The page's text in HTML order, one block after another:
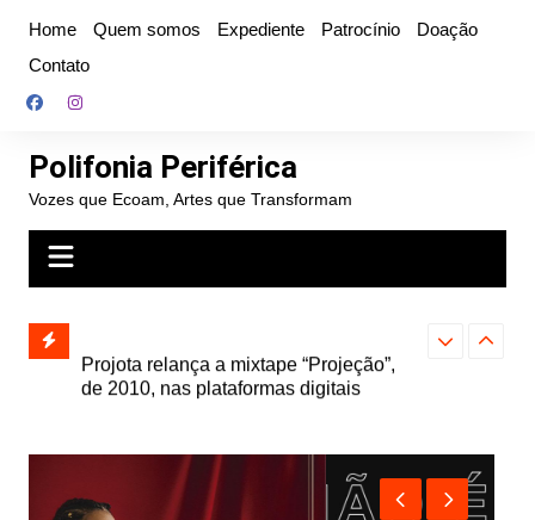
conteúdo
Home Quem somos Expediente Patrocínio
Doação
Contato
Polifonia Periférica
Vozes que Ecoam, Artes que Transformam
e abre
autoral,
de 2010, nas plataformas digitais
Farofa